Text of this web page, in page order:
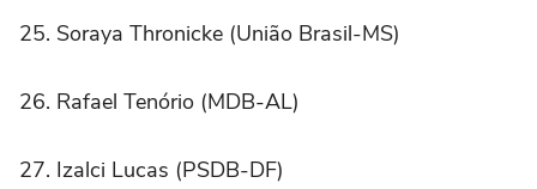
25. Soraya Thronicke (União Brasil-MS)
26. Rafael Tenório (MDB-AL)
27. Izalci Lucas (PSDB-DF)